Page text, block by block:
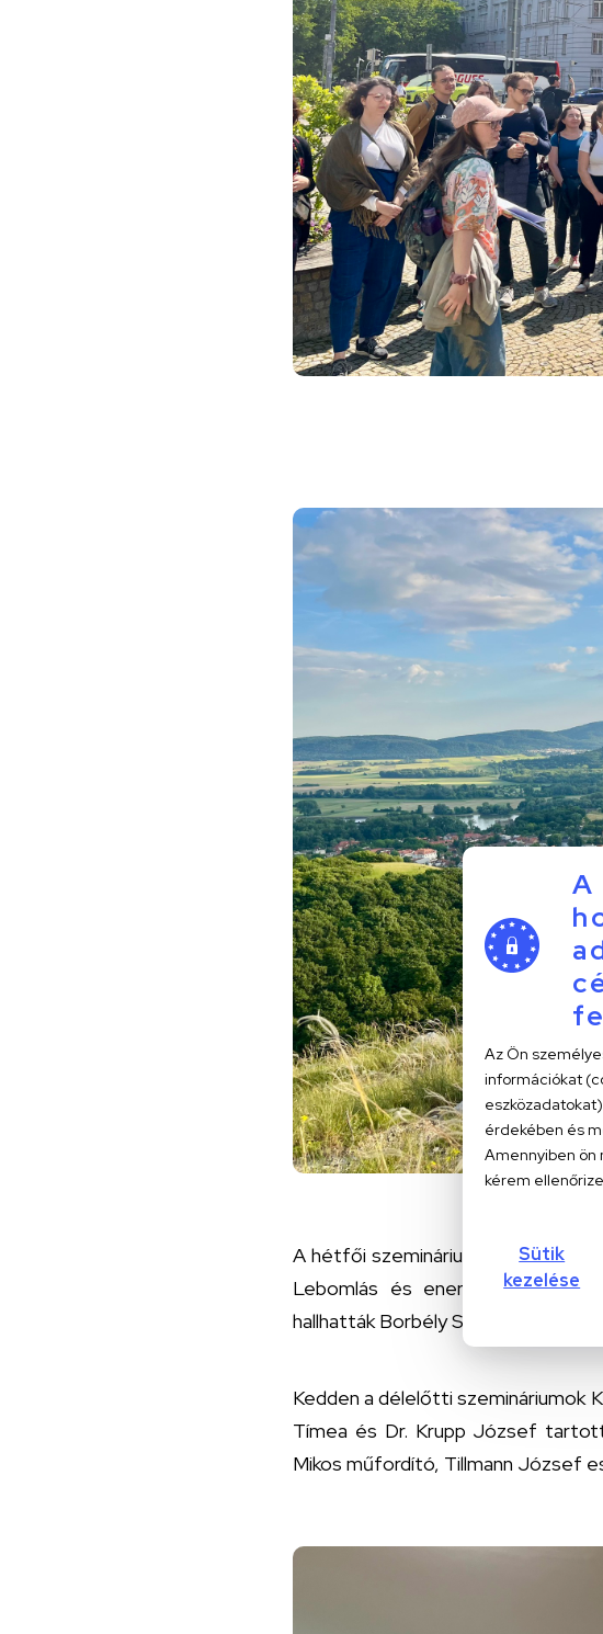
A
Az Ön
információkat
érdekében és
Amennyiben ön
kérem
Sütik
kezelése
A hétfői szemináriumokat Schein
Lebomlás és energiaátadás –
hallhatták Borbély Szilárd Kafka fia
Kedden a délelőtti szemináriumok
Tímea és Dr. Krupp József
Mikos műfordító, Tillmann József